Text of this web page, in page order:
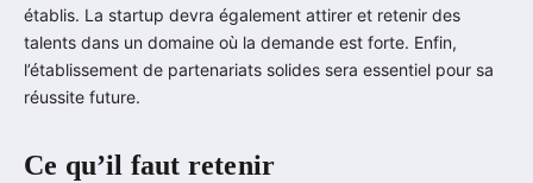
établis. La startup devra également attirer et retenir des
talents dans un domaine où la demande est forte. Enfin,
l’établissement de partenariats solides sera essentiel pour sa
réussite future.
Ce qu’il faut retenir